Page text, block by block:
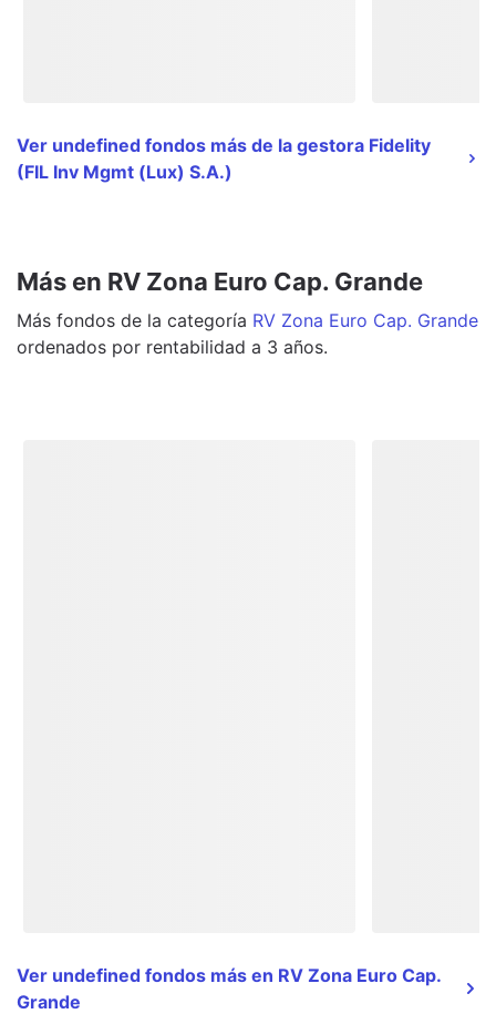
Ver undefined fondos más de la gestora Fidelity
(FIL Inv Mgmt (Lux) S.A.)
Más en RV Zona Euro Cap. Grande
Más fondos de la categoría RV Zona Euro Cap. Grande
ordenados por rentabilidad a 3 años.
Ver undefined fondos más en RV Zona Euro Cap.
Grande